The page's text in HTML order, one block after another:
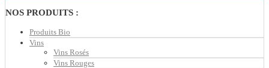
NOS PRODUITS :
Produits Bio
Vins
Vins Rosés
Vins Rouges